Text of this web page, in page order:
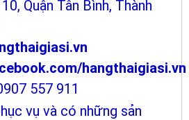
Quận Tân Bình, Thành
hangthaigiasi.vn
557 911
vụ và có những sản